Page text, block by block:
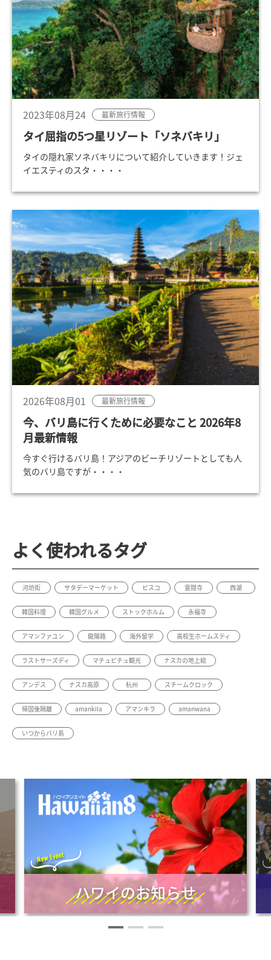
2023年08月24 最新旅行情報
タイ屈指の5つ星リゾート「ソネバキリ」
タイの隠れ家ソネバキリについて紹介していきます！ジェ
イエスティのスタ・・・・
2026年08月01 最新旅行情報
今、バリ島に行くために必要なこと 2026年8
月最新情報
今すぐ行けるバリ島！アジアのビーチリゾートとしても人
気のバリ島ですが・・・・
よく使われるタグ
河坊街 サタデーマーケット ピスコ 霊隠寺 西湖
韓国料理 韓国グルメ ストックホルム 永福寺
アマンファユン 龍陽路 海外留学 高校生ホームスティ
ラストサーズディ マチュピチュ観光 ナスカの地上絵
アンデス ナスカ高原 杭州 スチームクロック
帰国後隔離 amankila アマンキラ amanwana
いつからバリ島
ハワイのお知らせ